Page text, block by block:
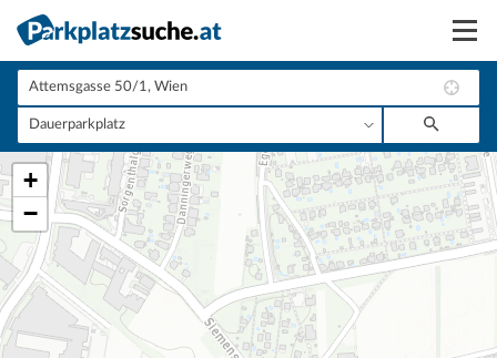
Suchen
Vermieten
Anmelden
+
−